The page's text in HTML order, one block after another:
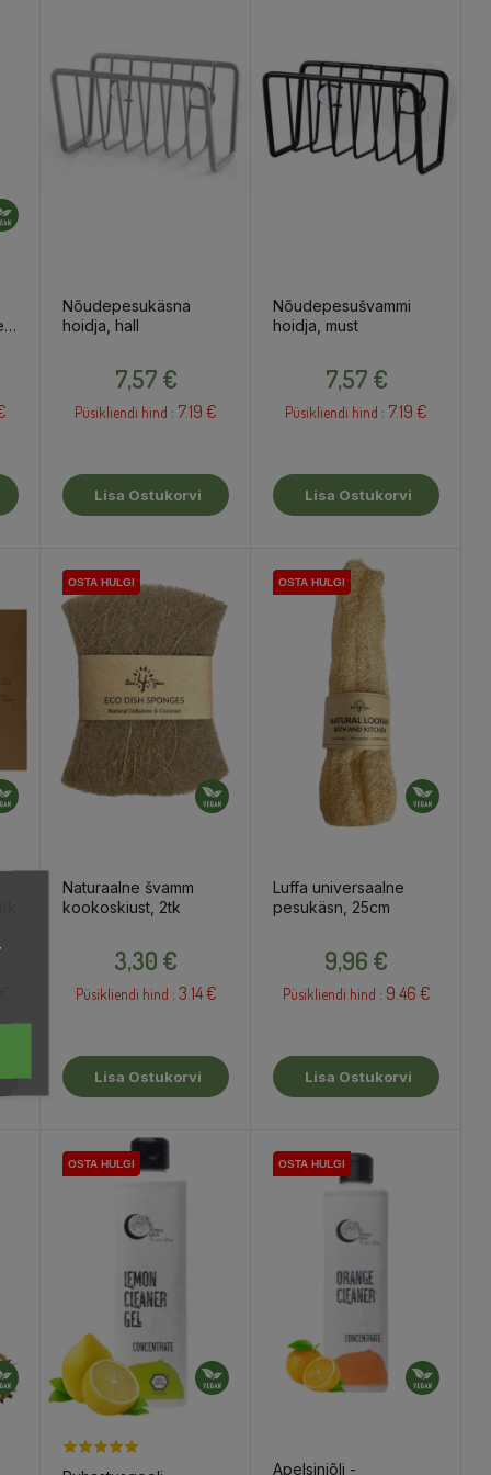
Nõudepesukäsna
hoidja, hall
7,57 €
Püsikliendi hind : 7.19 €
Lisa Ostukorvi
Nõudepesušvammi
hoidja, must
7,57 €
Püsikliendi hind : 7.19 €
Lisa Ostukorvi
OSTA HULGI
OSTA HULGI
OSTA HULGI
OSTA HULGI
Naturaalne švamm
kookoskiust, 2tk
3,30 €
Püsikliendi hind : 3.14 €
Lisa Ostukorvi
OSTA HULGI
OSTA HULGI
OSTA HULGI
OSTA HULGI
OSTA HULGI
Luffa universaalne
pesukäsn, 25cm
9,96 €
Püsikliendi hind : 9.46 €
Lisa Ostukorvi
OSTA HULGI
OSTA HULGI
OSTA HULGI
OSTA HULGI OSTA HULGI
OSTA HULGI
OSTA HULGI
Apelsiniõli -